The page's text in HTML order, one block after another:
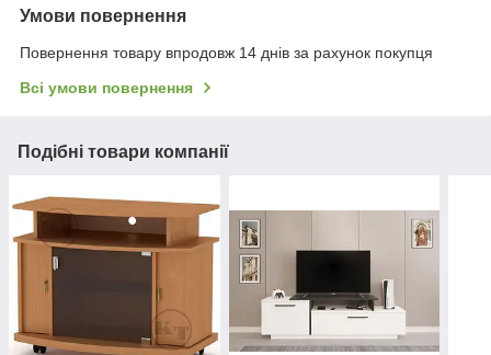
Умови повернення
Повернення товару впродовж 14 днів за рахунок покупця
Всі умови повернення
Подібні товари компанії